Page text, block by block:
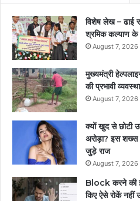
विशेष लेख – ढाई
श्रमिक कल्याण के
August 7, 2026
मुख्यमंत्री
की प्रभावी व्यवस्था
August 7, 2026
क्यों खुद से छोटी
अरोड़ा? इस
जुड़े राज
August 7, 2026
Block करने की
किए ऐसे रोकें नहीं